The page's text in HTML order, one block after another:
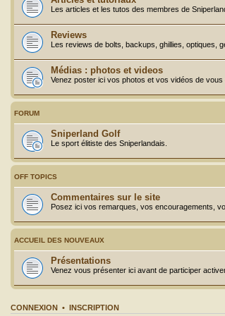
Les articles et les tutos des membres de
Reviews
Les reviews de bolts, backups, ghillies, optiques,
Médias : photos et videos
Venez poster ici vos photos et vos vidéos de vous
FORUM
Sniperland Golf
Le sport élitiste des Sniperlandais.
OFF TOPICS
Commentaires sur le site
Posez ici vos remarques, vos encouragements,
ACCUEIL DES NOUVEAUX
Présentations
Venez vous présenter ici avant de participer
CONNEXION • INSCRIPTION